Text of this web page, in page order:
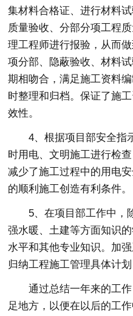
集材料合格证、进行材料
质量验收、分部分项工程
理工程师进行报验，从而
项分部、隐蔽验收、材料
期相吻合，满足施工资料
时整理和归档。保证了施
效性。
4、根据项目部安全指
时用电、文明施工进行检
减少了施工过程中的用电
的顺利施工创造有利条件。
5、在项目部工作中，
强水暖、土建等方面知识
水平和其他专业知识。加
归纳工程施工管理具体计
通过总结一年来的工
足地方，以便在以后的工